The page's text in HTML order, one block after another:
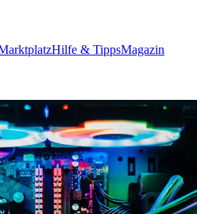
Hilfe & TippsMagazin